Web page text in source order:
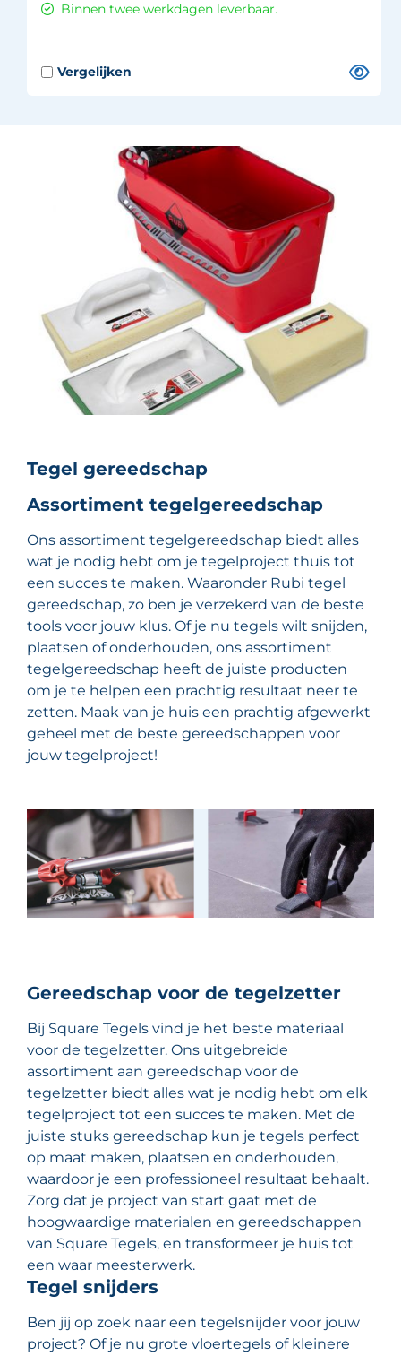
Binnen twee werkdagen leverbaar.
Tegel gereedschap
Assortiment tegelgereedschap
Ons assortiment tegelgereedschap biedt alles
wat je nodig hebt om je tegelproject thuis tot
een succes te maken. Waaronder Rubi tegel
gereedschap, zo ben je verzekerd van de beste
tools voor jouw klus. Of je nu tegels wilt snijden,
plaatsen of onderhouden, ons assortiment
tegelgereedschap heeft de juiste producten
om je te helpen een prachtig resultaat neer te
zetten. Maak van je huis een prachtig afgewerkt
geheel met de beste gereedschappen voor
jouw tegelproject!
Gereedschap voor de tegelzetter
Bij Square Tegels vind je het beste materiaal
voor de tegelzetter. Ons uitgebreide
assortiment aan gereedschap voor de
tegelzetter biedt alles wat je nodig hebt om elk
tegelproject tot een succes te maken. Met de
juiste stuks gereedschap kun je tegels perfect
op maat maken, plaatsen en onderhouden,
waardoor je een professioneel resultaat behaalt.
Zorg dat je project van start gaat met de
hoogwaardige materialen en gereedschappen
van Square Tegels, en transformeer je huis tot
een waar meesterwerk.
Tegel snijders
Ben jij op zoek naar een tegelsnijder voor jouw
project? Of je nu grote vloertegels of kleinere